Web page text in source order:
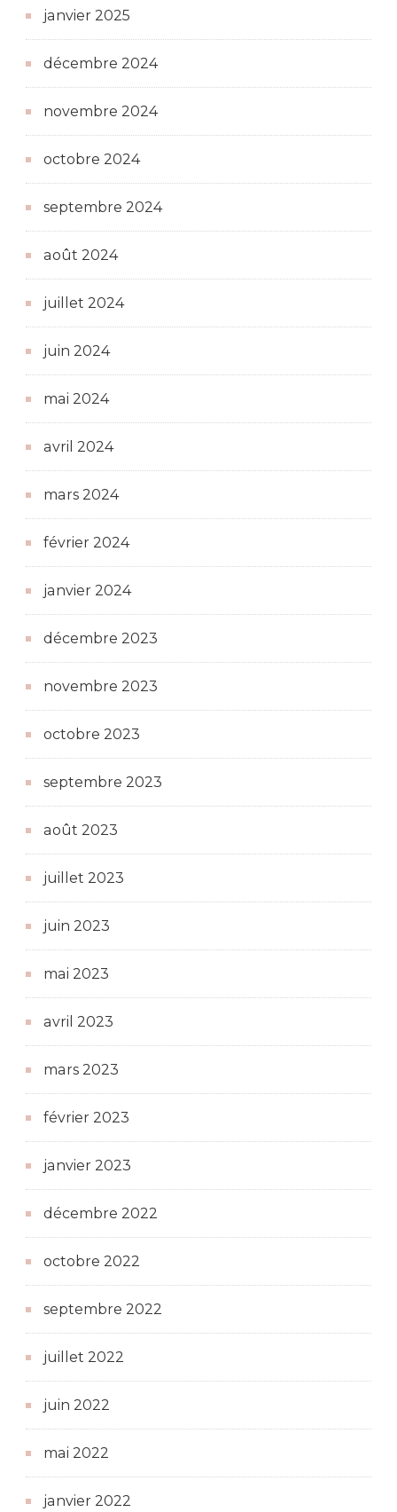
janvier 2025
décembre 2024
novembre 2024
octobre 2024
septembre 2024
août 2024
juillet 2024
juin 2024
mai 2024
avril 2024
mars 2024
février 2024
janvier 2024
décembre 2023
novembre 2023
octobre 2023
septembre 2023
août 2023
juillet 2023
juin 2023
mai 2023
avril 2023
mars 2023
février 2023
janvier 2023
décembre 2022
octobre 2022
septembre 2022
juillet 2022
juin 2022
mai 2022
janvier 2022